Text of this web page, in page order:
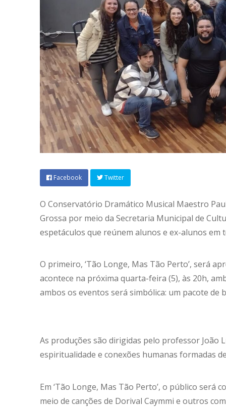
Facebook Twitter
O Conservatório Dramático Musical Maestro
Grossa por meio da Secretaria Municipal de
espetáculos que reúnem alunos e ex-alunos em
O primeiro, ‘Tão Longe, Mas Tão Perto’, será
acontece na próxima quarta-feira (5), às 20h,
ambos os eventos será simbólica: um pacote de
As produções são dirigidas pelo professor João
espiritualidade e conexões humanas formadas
Em ‘Tão Longe, Mas Tão Perto’, o público
meio de canções de Dorival Caymmi e outros